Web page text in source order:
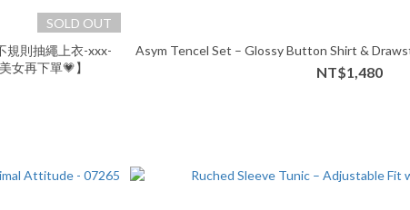
SOLD OUT
規則抽繩上衣-xxx-
女再下單💗】
Asym Tencel Set – Glossy Button Shirt &
NT$1,480